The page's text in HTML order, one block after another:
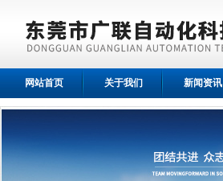
网站首页 关于我们 新闻资讯